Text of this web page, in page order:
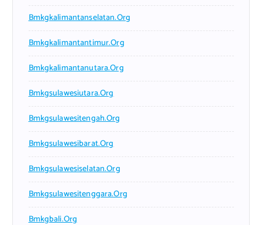
Bmkgkalimantanselatan.org
Bmkgkalimantantimur.org
Bmkgkalimantanutara.org
Bmkgsulawesiutara.org
Bmkgsulawesitengah.org
Bmkgsulawesibarat.org
Bmkgsulawesiselatan.org
Bmkgsulawesitenggara.org
Bmkgbali.org